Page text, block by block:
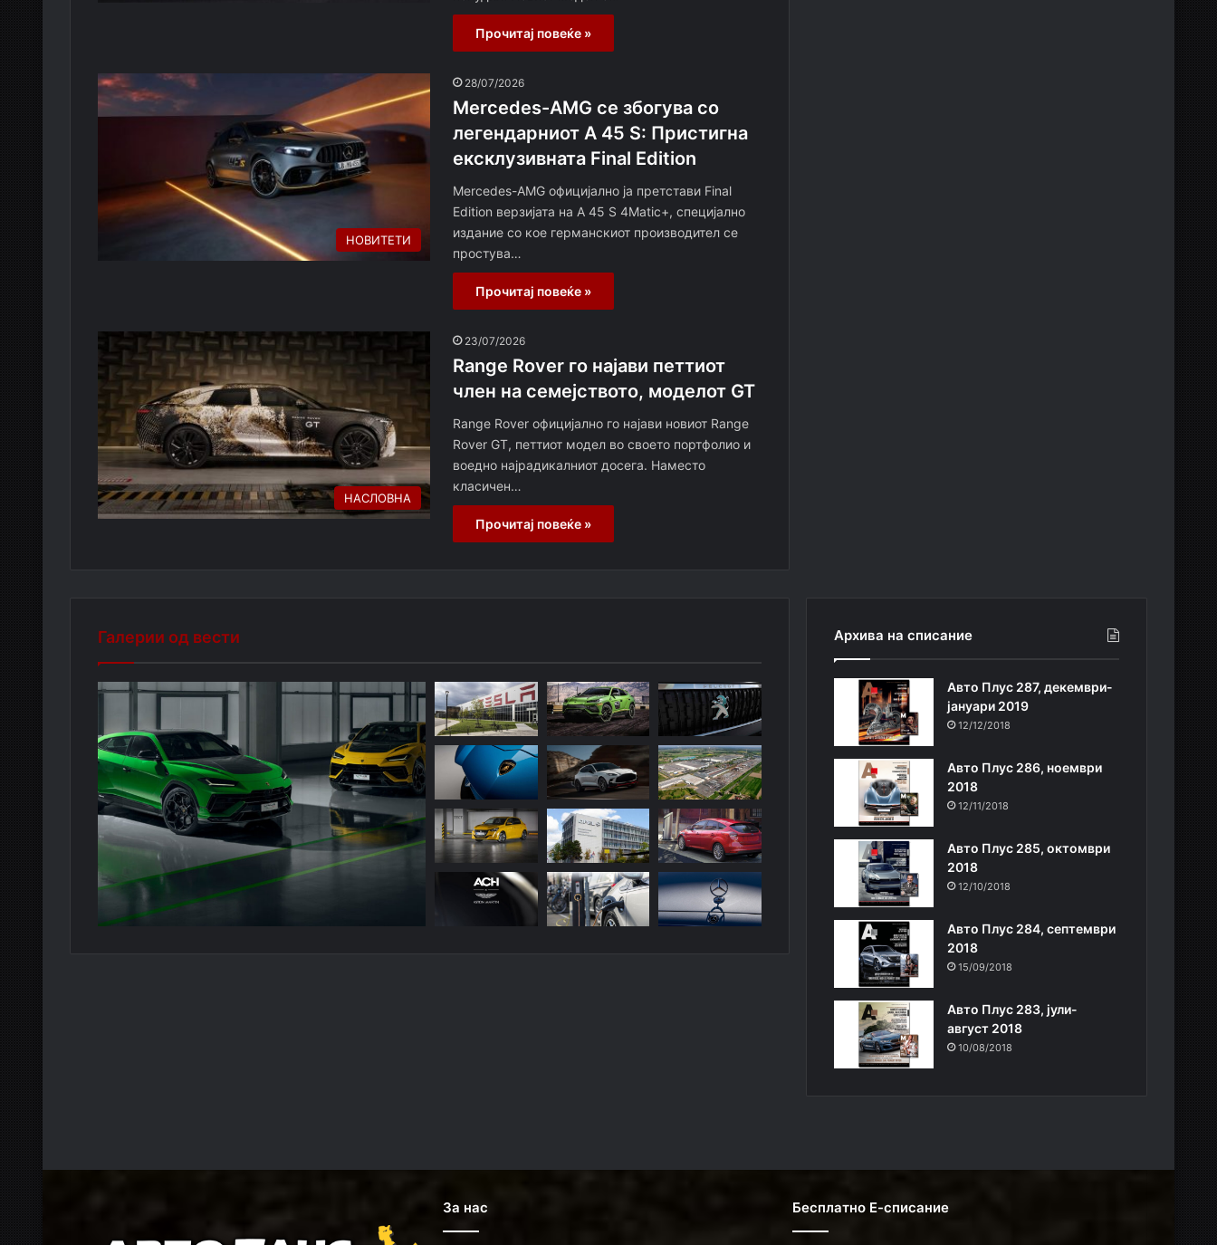
Прочитај повеќе »
НОВИТЕТИ
28/07/2026
Mercedes-AMG се збогува со
легендарниот A 45 S: Пристигна
ексклузивната Final Edition
Mercedes-AMG официјално ја претстави Final
Edition верзијата на A 45 S 4Matic+, специјално
издание со кое германскиот производител се
простува…
Прочитај повеќе »
НАСЛОВНА
23/07/2026
Range Rover го најави петтиот
член на семејството, моделот GT
Range Rover официјално го најави новиот Range
Rover GT, петтиот модел во своето портфолио и
воедно најрадикалниот досега. Наместо
класичен…
Прочитај повеќе »
Галерии од вести Архива на списание
Авто Плус 287, декември-
јануари 2019
12/12/2018
Авто Плус 286, ноември
2018
12/11/2018
Авто Плус 285, октомври
2018
12/10/2018
Авто Плус 284, септември
2018
15/09/2018
Авто Плус 283, јули-
август 2018
10/08/2018
За нас Бесплатно Е-списание